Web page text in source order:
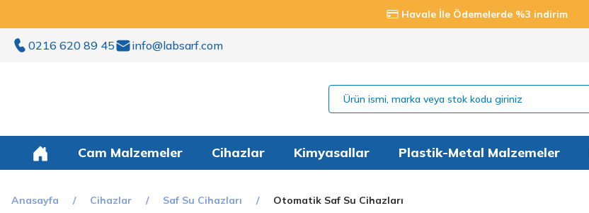
Havale İle Ödemelerde %3 indirim
0216 620 89 45 info@labsarf.com
Cam Malzemeler Cihazlar Kimyasallar Plastik-Metal Malzemeler
Anasayfa Cihazlar Saf Su Cihazları Otomatik Saf Su Cihazları